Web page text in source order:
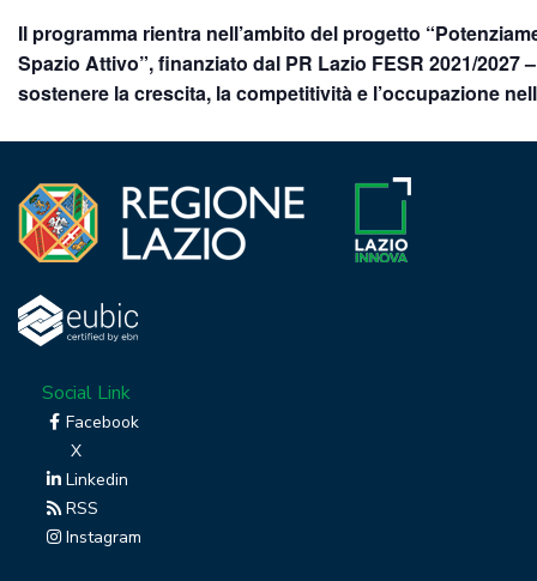
Il programma rientra nell’ambito del progetto
Spazio Attivo”, finanziato dal PR Lazio FESR 2021/2027
sostenere la crescita, la competitività e l’occupazione
Social Link
Facebook
X
Linkedin
RSS
Instagram